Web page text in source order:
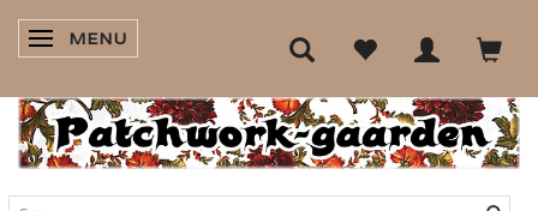
SKIFTE NAVIGATION
MENU